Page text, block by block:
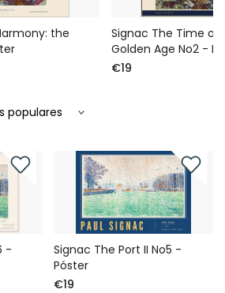
the
Signac The Time of
Golden Age No2 -
€19
-
Signac The Port II No5 -
Póster
€19